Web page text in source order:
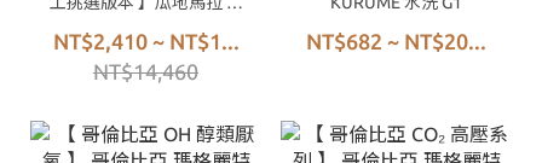
NT$2,410 ~ NT$1...
NT$14,460
NT$682 ~ NT$20...